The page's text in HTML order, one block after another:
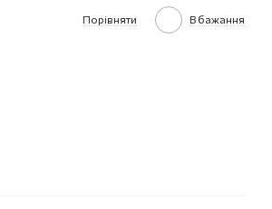
Порівняти В бажання